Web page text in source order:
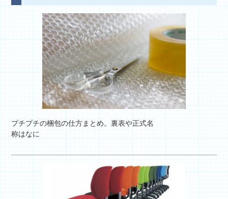
プチプチの梱包の仕方まとめ。裏表や正式名
称はなに